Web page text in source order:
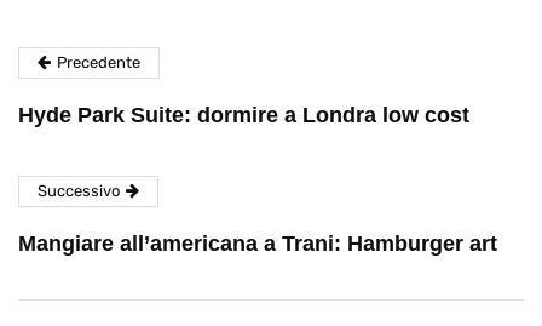
Precedente
Hyde Park Suite: dormire a Londra low cost
Successivo
Mangiare all’americana a Trani: Hamburger art